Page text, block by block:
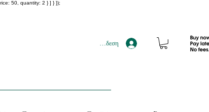
50, quantity: 2 } ] } });
Σύνδεση